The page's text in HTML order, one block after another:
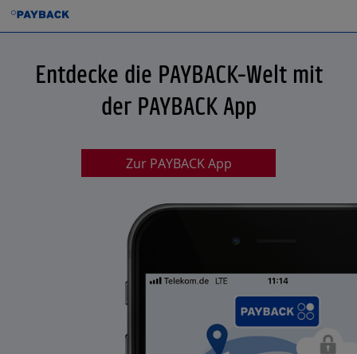
Entdecke die PAYBACK-Welt mit
der PAYBACK App
Zur PAYBACK App